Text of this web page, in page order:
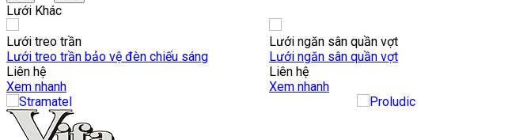
Lưới Khác
Lưới treo trần
Lưới treo trần bảo vệ đèn chiếu sáng
Liên hệ
Xem nhanh
Lưới ngăn sân quần vợt
Lưới ngăn sân quần vợt
Liên hệ
Xem nhanh